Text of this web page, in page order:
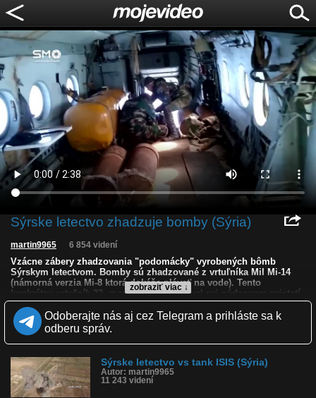
Sýrske letectvo zhadzuje bomby (Sýria)
zobraziť viac ↓
martin9965 6 854 videní
Vzácne zábery zhadzovania "podomácky" vyrobených bômb
Sýrskym letectvom. Bomby sú zhadzované z vrtuľníka Mil Mi-14
(námorná verzia Mi-8 ktorá dokáže plávať na vode). Tento
konkrétny vrtuľník 22. marca 2015 havaroval pri núdzovom pristatí
v provincii Idlib.
Kvalita: HD NQ
Obľúbené: 2
Komentárov: 5
Dľžka: 2:38
Kategória: auto-moto
Odoberajte nás aj cez Telegram a prihláste sa k
odberu správ.
Sýrske letectvo vs tank ISIS (Sýria)
Autor: martin9965
11 243 videní